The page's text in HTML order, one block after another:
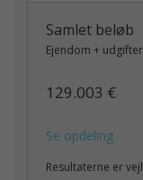
Samlet beløb
Ejendom +
129.003 €
Se opdeling
Resultaterne er